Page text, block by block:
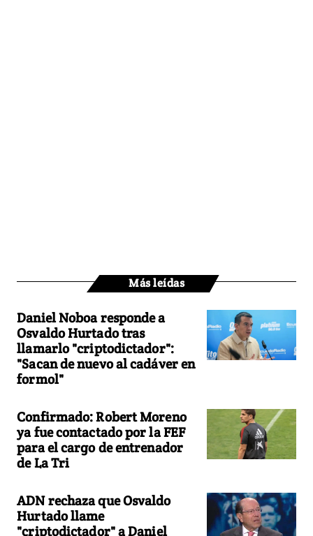
Más leídas
Daniel Noboa responde a
Osvaldo Hurtado tras
llamarlo "criptodictador":
"Sacan de nuevo al cadáver en
formol"
Confirmado: Robert Moreno
ya fue contactado por la FEF
para el cargo de entrenador
de La Tri
ADN rechaza que Osvaldo
Hurtado llame
"criptodictador" a Daniel